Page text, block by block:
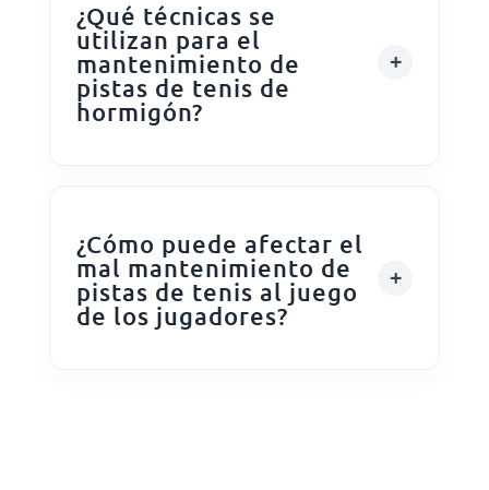
¿Qué técnicas se
utilizan para el
mantenimiento de
pistas de tenis de
hormigón?
¿Cómo puede afectar el
mal mantenimiento de
pistas de tenis al juego
de los jugadores?